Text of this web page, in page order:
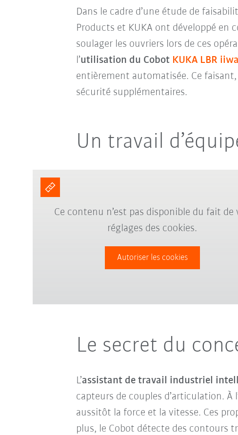
Dans le cadre d’une étude de
Products et KUKA ont développé
soulager les ouvriers lors de ces
l’utilisation du Cobot KUKA LBR iiwa
entièrement automatisée. Ce
sécurité supplémentaires.
Un travail
Ce contenu n’est pas disponible du fait de
réglages des cookies.
Autoriser les cookies
Le secret du
L’assistant de travail industriel
capteurs de couples d’articulation.
aussitôt la force et la vitesse. Ces
plus, le Cobot détecte des contours